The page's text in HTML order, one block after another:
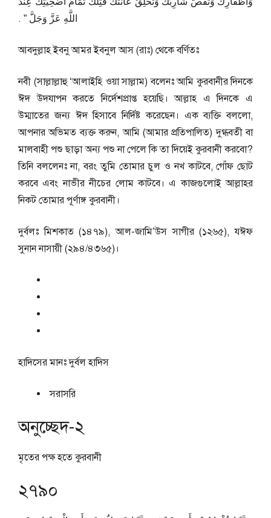
اللَّهِ عَزَّ وَجَلَّ ‏”‏ ‏.‏
আবদুল্লাহ ইবনু আমর ইবনুল আস (রাঃ) থেকে বর্ণিতঃ
নবী (সাল্লাল্লাহু ‘আলাইহি ওয়া সাল্লাম) বলেনঃ আমি কুরবানীর দিনকে
ঈদ উদযাপন করতে নির্দেশপ্রাপ্ত হয়েছি। আল্লাহ এ দিনকে এ
উম্মাতের জন্য ঈদ হিসাবে নির্দিষ্ট করেছেন। এক ব্যক্তি বললো,
আপনার অভিমত ব্যক্ত করুন, আমি (আমার প্রতিপালিত) দুগ্ধবতী বা
মালবাহী পশু ছাড়া অন্য পশু না পেলে কি তা দিয়েই কুরবানী করবো?
তিনি বললেনঃ না, বরং তুমি তোমার চুল ও নখ কাটবে, গোঁফ ছোট
করবে এবং নাভীর নীচের লোম কাটবে। এ কাজগুলোই আল্লাহর
নিকট তোমার পূর্ণাঙ্গ কুরবানী।
দুর্বলঃ মিশকাত (১৪৭৯), আল-জামি’উস সাগীর (১২৬৫), যঈফ
সুনান নাসায়ী (২৯৪/৪৩৬৫)।
হাদিসের মানঃদুর্বল হাদিস
সরাসরি
অনুচ্ছেদ-২
মৃতের পক্ষ হতে কুরবানী
২৭৯০